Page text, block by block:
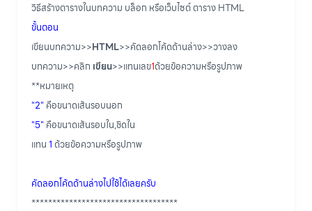
วิธีสร้างตารางในบทความ บล็อก หรือเว็บไซต์ ตาราง HTML
ขั้นตอน
เขียนบทความ>>HTML>>คัดลอกโค้ดด้านล่าง>>วางลง
บทความ>>คลิก เขียน>>แทนเลข1ด้วยข้อความหรือรูปภาพ
**หมายเหตุ
"2" คือขนาดเส้นรอบนอก
"5" คือขนาดเส้นรอบใน,ชิดใน
แทน1 ด้วยข้อความหรือรูปภาพ
คัดลอกโค้ดด้านล่างไปใช้ได้เลยครับ
***********************************